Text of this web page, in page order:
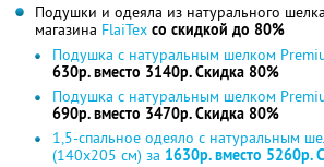
Подушки и одеяла из натурального
магазина FlaiTex со скидкой до 80%
Подушка с натуральным шелком
630р. вместо 3140р. Скидка 80%
Подушка с натуральным шелком
690р. вместо 3470р. Скидка 80%
1,5-спальное одеяло с натуральным
(140х205 см) за 1630р. вместо 5260р.